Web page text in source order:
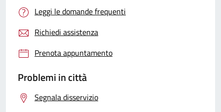
Leggi le domande frequenti
Richiedi assistenza
Prenota appuntamento
Problemi in città
Segnala disservizio